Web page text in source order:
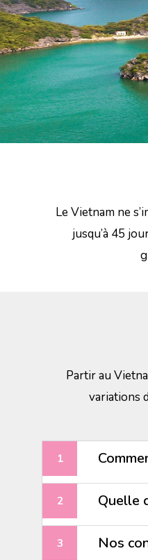
Le Vietnam ne
jusqu’à 45
Partir au
variations
Quelle
Nos